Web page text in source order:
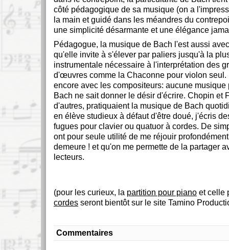
côté pédagogique de sa musique (on a
la main et guidé dans les méandres du
une simplicité désarmante et une élégance
Pédagogue, la musique de Bach l'est aussi
qu'elle invite à s'élever par paliers jusqu'à la
instrumentale nécessaire à l'interprétation des
d'œuvres comme la Chaconne pour violon seul.
encore avec les compositeurs: aucune
Bach ne sait donner le désir d'écrire. Chopin et
d'autres, pratiquaient la musique de Bach
en élève studieux à défaut d'être doué, j'écris
fugues pour clavier ou quatuor à cordes. De
ont pour seule utilité de me réjouir
demeure ! et qu'on me permette de la partager
lecteurs.
(pour les curieux, la partition pour piano et celle
cordes seront bientôt sur le site Tamino
Commentaires